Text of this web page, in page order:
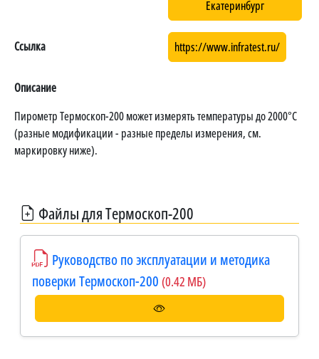
Екатеринбург
Ссылка https://www.infratest.ru/
Описание
Пирометр Термоскоп-200 может измерять температуры до 2000°C
(разные модификации - разные пределы измерения, см.
маркировку ниже).
Файлы для Термоскоп-200
Руководство по эксплуатации и методика
поверки Термоскоп-200 (0.42 МБ)